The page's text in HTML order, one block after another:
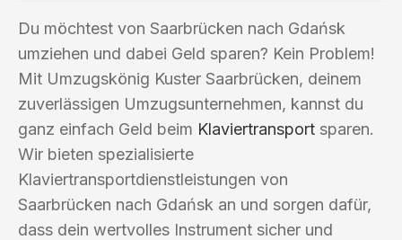
Du möchtest von Saarbrücken nach Gdańsk
umziehen und dabei Geld sparen? Kein Problem!
Mit Umzugskönig Kuster Saarbrücken, deinem
zuverlässigen Umzugsunternehmen, kannst du
ganz einfach Geld beim Klaviertransport sparen.
Wir bieten spezialisierte
Klaviertransportdienstleistungen von
Saarbrücken nach Gdańsk an und sorgen dafür,
dass dein wertvolles Instrument sicher und